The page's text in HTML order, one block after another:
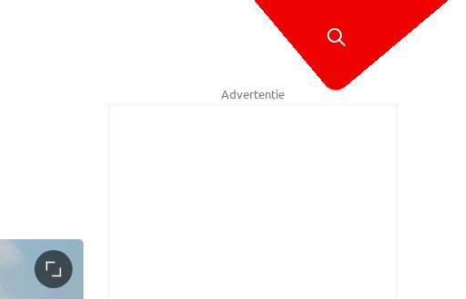
Advertentie